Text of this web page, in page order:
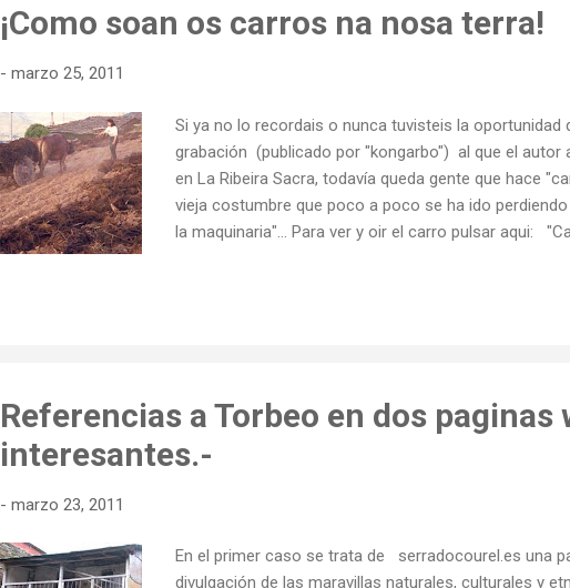
¡Como soan os carros na nosa terra!
- marzo 25, 2011
Si ya no lo recordais o nunca tuvisteis la oportunidad
grabación (publicado por "kongarbo") al que el autor
en La Ribeira Sacra, todavía queda gente que hace
vieja costumbre que poco a poco se ha ido
la maquinaria"... Para ver y oir el carro pulsar aqui:
Referencias a Torbeo en dos paginas
interesantes.-
- marzo 23, 2011
En el primer caso se trata de serradocourel.es una
divulgación de las maravillas naturales, culturales y